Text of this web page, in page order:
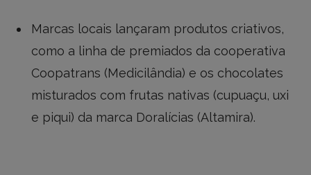
Marcas locais lançaram produtos criativos,
como a linha de premiados da cooperativa
Coopatrans (Medicilândia) e os chocolates
misturados com frutas nativas (cupuaçu, uxi
e piqui) da marca Doralícias (Altamira).